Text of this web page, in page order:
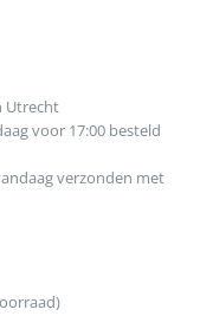
Utrecht
voor 17:00 besteld
verzonden met